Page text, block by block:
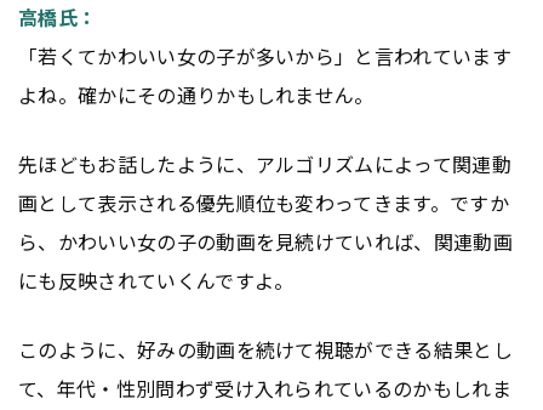
高橋氏：
「若くてかわいい女の子が多いから」と言われています
よね。確かにその通りかもしれません。
先ほどもお話したように、アルゴリズムによって関連動
画として表示される優先順位も変わってきます。ですか
ら、かわいい女の子の動画を見続けていれば、関連動画
にも反映されていくんですよ。
このように、好みの動画を続けて視聴ができる結果とし
て、年代・性別問わず受け入れられているのかもしれま